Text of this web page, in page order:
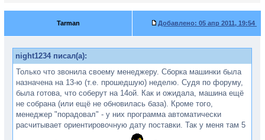
Tarman Добавлено: 05 апр 2011, 19:54
night1234 писал(а):
Только что звонила своему менеджеру. Сборка машинки была
назначена на 13-ю (т.е. прошедшую) неделю. Судя по форуму,
была готова, что соберут на 14ой. Как и ожидала, машина ещё
не собрана (или ещё не обновилась база). Кроме того,
менеджер "порадовал" - у них программа автоматически
расчитывает ориентировочную дату поставки. Так у меня там 5